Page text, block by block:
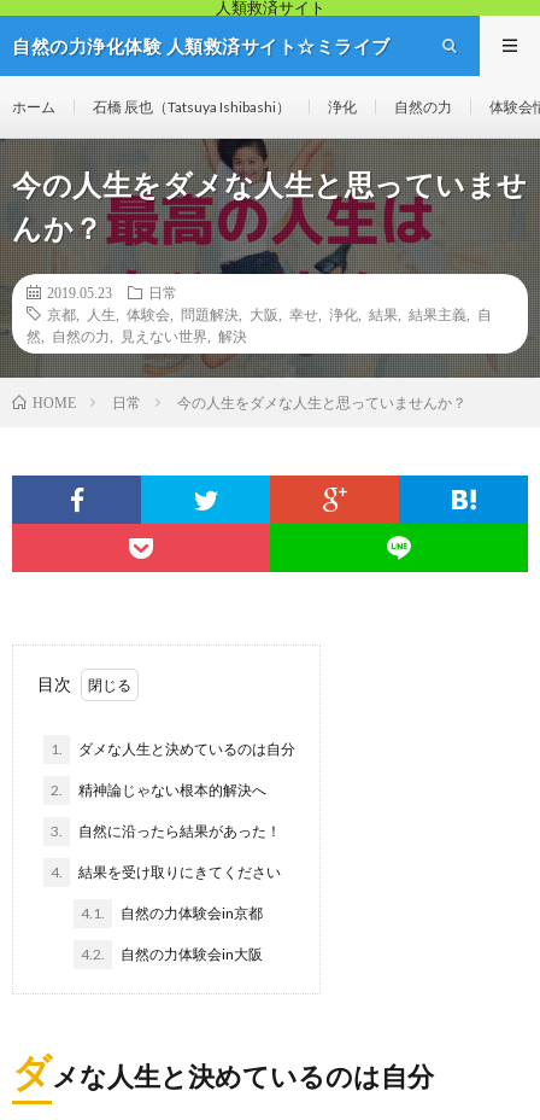
人類救済サイト
自然の力浄化体験 人類救済サイト☆ミライブ
ホーム 石橋 辰也（Tatsuya Ishibashi） 浄化 自然の力 体験会
今の人生をダメな人生と思っていませ
んか？
2019.05.23
日常
京都
人生 体験会 問題解決 大阪 幸せ 浄化 結果 結果主義
自
然
自然の力 見えない世界 解決
HOME 日常 今の人生をダメな人生と思っていませんか？
目次
1. ダメな人生と決めているのは自分
2. 精神論じゃない根本的解決へ
3. 自然に沿ったら結果があった！
4. 結果を受け取りにきてください
4.1. 自然の力体験会in京都
4.2. 自然の力体験会in大阪
ダメな人生と決めているのは自分